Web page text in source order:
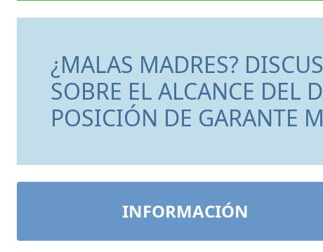
¿MALAS MADRES?
SOBRE EL ALCANCE DEL
POSICIÓN DE GARANTE
INFORMACIÓN